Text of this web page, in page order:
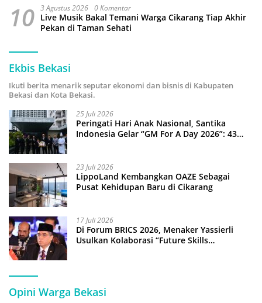
10 3 Agustus 2026 0 Komentar
Live Musik Bakal Temani Warga Cikarang Tiap Akhir
Pekan di Taman Sehati
Ekbis Bekasi
Ikuti berita menarik seputar ekonomi dan bisnis di Kabupaten
Bekasi dan Kota Bekasi.
25 Juli 2026
Peringati Hari Anak Nasional, Santika
Indonesia Gelar “GM For A Day 2026”: 43
23 Juli 2026
LippoLand Kembangkan OAZE Sebagai
Pusat Kehidupan Baru di Cikarang
17 Juli 2026
Di Forum BRICS 2026, Menaker Yassierli
Usulkan Kolaborasi “Future Skills
Opini Warga Bekasi